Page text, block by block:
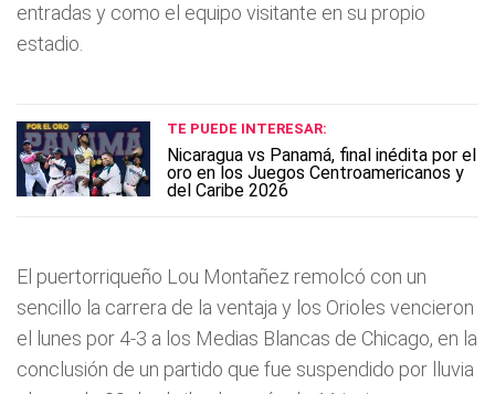
entradas y como el equipo visitante en su propio
estadio.
TE PUEDE INTERESAR:
Nicaragua vs Panamá, final inédita por el
oro en los Juegos Centroamericanos y
del Caribe 2026
El puertorriqueño Lou Montañez remolcó con un
sencillo la carrera de la ventaja y los Orioles vencieron
el lunes por 4-3 a los Medias Blancas de Chicago, en la
conclusión de un partido que fue suspendido por lluvia